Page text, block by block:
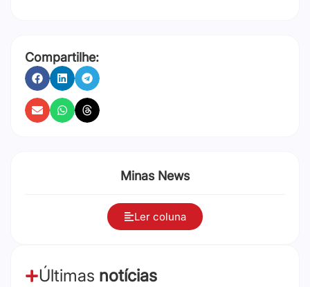
Compartilhe:
Minas News
Ler coluna
Últimas notícias